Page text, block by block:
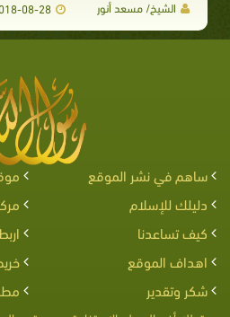
الشيخ/ مسعد أنور 08-28
ساهم في نشر الموقع
دليلك للإسلام
كيف تساعدنا
اهداف الموقع
شكر وتقدير